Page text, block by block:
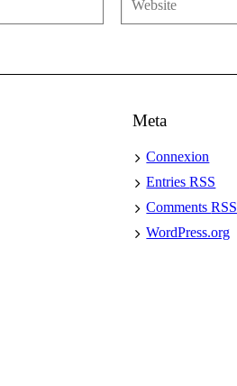
Meta
Connexion
EntriesRSS
CommentsRSS
WordPress.org